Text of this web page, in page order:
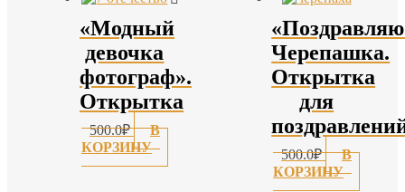
«Модный
девочка
фотограф».
Открытка
500.0₽
В
КОРЗИНУ
Черепашка.
Открытка
для
500.0₽
В
КОРЗИНУ